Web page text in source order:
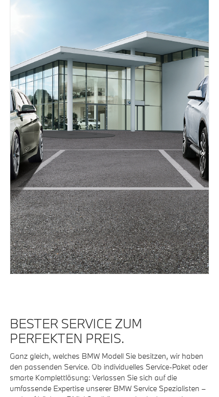
BESTER SERVICE ZUM
PERFEKTEN PREIS.
Ganz gleich, welches BMW Modell Sie besitzen, wir haben
den passenden Service. Ob individuelles Service-Paket oder
smarte Komplettlösung: Verlassen Sie sich auf die
umfassende Expertise unserer BMW Service Spezialisten –